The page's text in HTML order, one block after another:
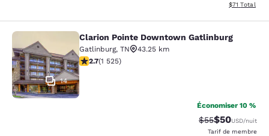
Afficher les
$71 Total
Clarion Pointe Downtown
14
Clarion Pointe Downtown Gatlinburg
Gatlinburg, TN
43.25 km
2.73 étoiles. Moyen. 1525 commentaires
2.7(1 525)
Économiser 10 %
Tarif barré :
$55Tarif réduit :
$50USD/nuit
Tarif de membre